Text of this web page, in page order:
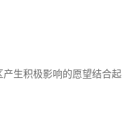
生积极影响的愿望结合起